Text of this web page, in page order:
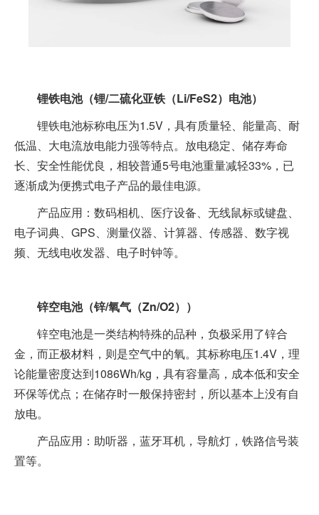
锂铁电池（锂/二硫化亚铁（Li/FeS2）电池）
锂铁电池标称电压为1.5V，具有质量轻、能量高、耐
低温、大电流放电能力强等特点。放电稳定、储存寿命
长、安全性能优良，相较普通5号电池重量减轻33%，已
逐渐成为便携式电子产品的最佳电源。
产品应用：数码相机、医疗设备、无线鼠标或键盘、
电子词典、GPS、测量仪器、计算器、传感器、数字视
频、无线电收发器、电子时钟等。
锌空电池（锌/氧气（Zn/O2））
锌空电池是一类结构特殊的品种，负极采用了锌合
金，而正极材料，则是空气中的氧。其标称电压1.4V，理
论能量密度达到1086Wh/kg，具有容量高，成本低和安全
环保等优点；在储存时一般保持密封，所以基本上没有自
放电。
产品应用：助听器，蓝牙耳机，导航灯，铁路信号装
置等。